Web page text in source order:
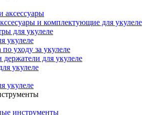
аксессуары
и комплектующие для укулеле
для укулеле
укулеле
по уходу за укулеле
для укулеле
укулеле
укулеле
инструменты